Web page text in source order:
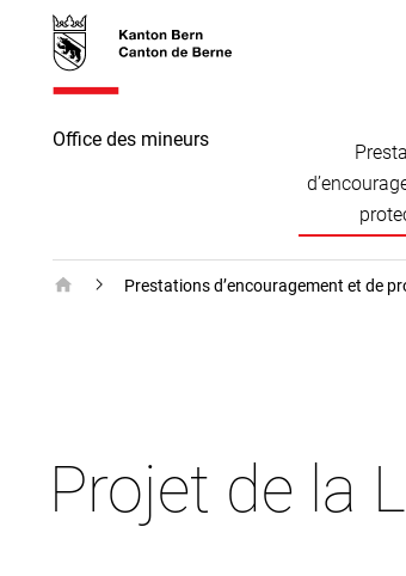
skiplink.toNavigation
skiplink.toStartPage
direct à
Office des mineurs
Office des mineurs - Page d’accueil
Prestations d’encouragement et de
Projet de la